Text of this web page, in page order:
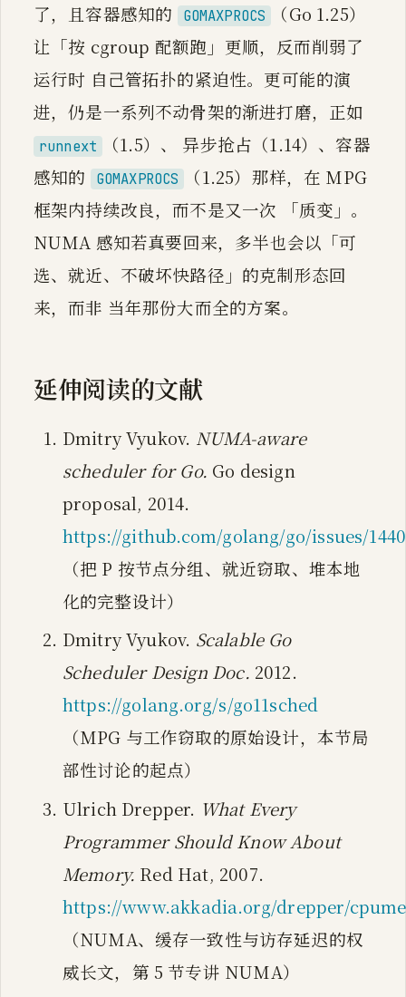
了，且容器感知的
GOMAXPROCS
（Go 1.25）
让「按 cgroup 配额跑」更顺，反而削弱了
运行时 自己管拓扑的紧迫性。更可能的演
进，仍是一系列不动骨架的渐进打磨，正如
runnext
（1.5）、 异步抢占（1.14）、容器
感知的
GOMAXPROCS
（1.25）那样，在 MPG
框架内持续改良，而不是又一次 「质变」。
NUMA 感知若真要回来，多半也会以「可
选、就近、不破坏快路径」的克制形态回
来，而非 当年那份大而全的方案。
延伸阅读的文献
Dmitry Vyukov. NUMA-aware
scheduler for Go. Go design
proposal, 2014.
https://github.com/golang/go/issues/
（把 P 按节点分组、就近窃取、堆本地
化的完整设计）
Dmitry Vyukov. Scalable Go
Scheduler Design Doc. 2012.
https://golang.org/s/go11sched
（MPG 与工作窃取的原始设计，本节局
部性讨论的起点）
Ulrich Drepper. What Every
Programmer Should Know About
Memory. Red Hat, 2007.
https://www.akkadia.org/drepper/
（NUMA、缓存一致性与访存延迟的权
威长文，第 5 节专讲 NUMA）